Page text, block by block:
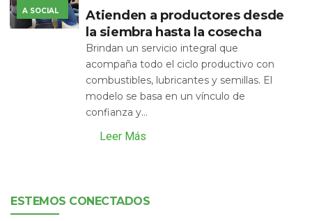
A SOCIAL
Atienden a productores desde
la siembra hasta la cosecha
Brindan un servicio integral que
acompaña todo el ciclo productivo con
combustibles, lubricantes y semillas. El
modelo se basa en un vínculo de
confianza y...
Leer Más
ESTEMOS CONECTADOS